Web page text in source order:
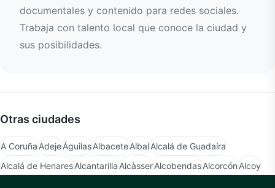
documentales y contenido para redes sociales.
Trabaja con talento local que conoce la ciudad y
sus posibilidades.
Otras ciudades
A CoruñaAdejeÁguilasAlbaceteAlbalAlcalá de Guadaíra
Alcalá de HenaresAlcantarillaAlcàsserAlcobendasAlcorcónAlcoy